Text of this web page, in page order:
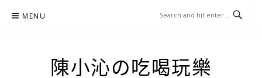
MENU
陳小沁の吃喝玩樂